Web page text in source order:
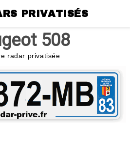
PRIVATISÉS
508
radar privatisée